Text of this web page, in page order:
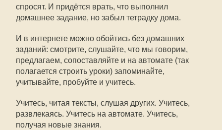
спросят. И придётся врать, что выполнил
домашнее задание, но забыл тетрадку дома.
И в интернете можно обойтись без домашних
заданий: смотрите, слушайте, что мы говорим,
предлагаем, сопоставляйте и на автомате (так
полагается строить уроки) запоминайте,
учитывайте, пробуйте и учитесь.
Учитесь, читая тексты, слушая других. Учитесь,
развлекаясь. Учитесь на автомате. Учитесь,
получая новые знания.